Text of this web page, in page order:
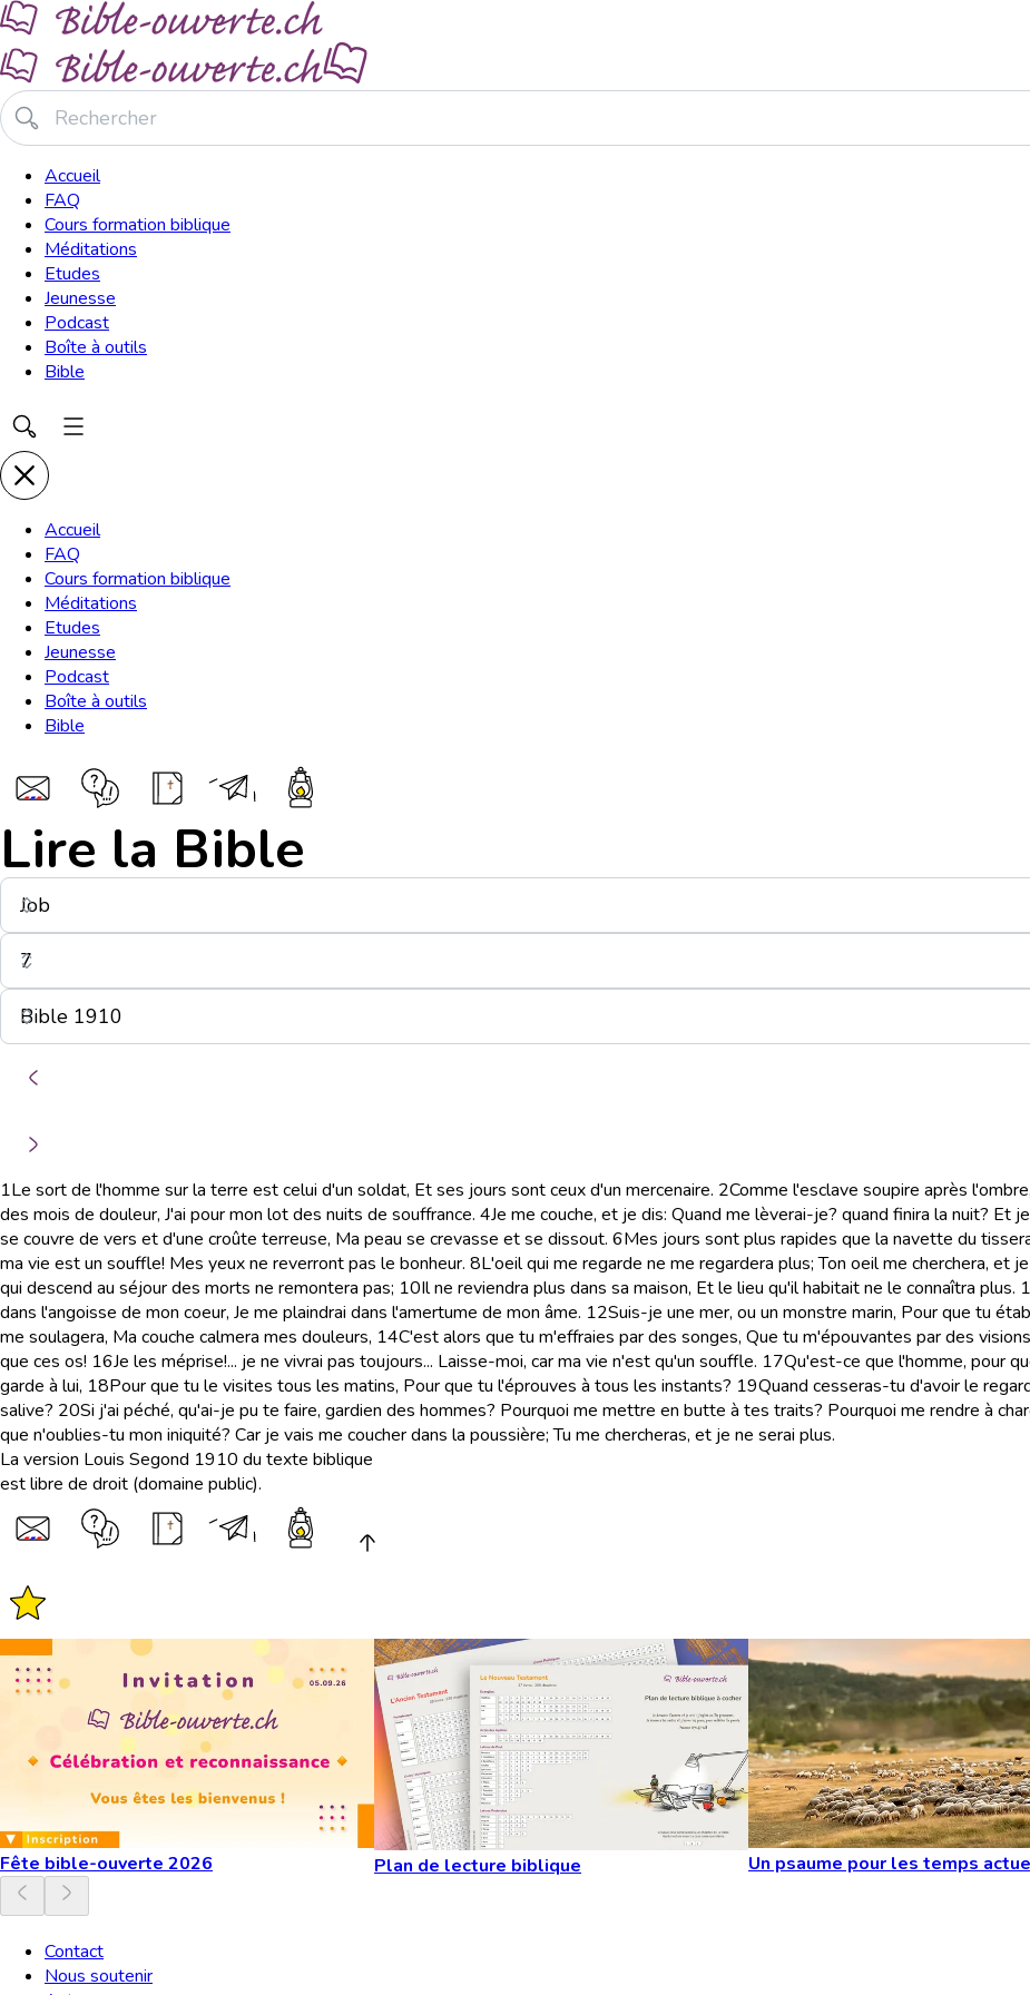
Accueil
FAQ
Cours formation biblique
Méditations
Etudes
Jeunesse
Podcast
Boîte à outils
Bible
Accueil
FAQ
Cours formation biblique
Méditations
Etudes
Jeunesse
Podcast
Boîte à outils
Bible
Lire la Bible
1Le sort de l'homme sur la terre est celui d'un soldat, Et ses jours sont ceux d'un mercenaire. 2Comme l'esclave soupire après
des mois de douleur, J'ai pour mon lot des nuits de souffrance. 4Je me couche, et je dis: Quand me lèverai-je? quand finira la nuit? Et
se couvre de vers et d'une croûte terreuse, Ma peau se crevasse et se dissout. 6Mes jours sont plus rapides que la navette du
ma vie est un souffle! Mes yeux ne reverront pas le bonheur. 8L'oeil qui me regarde ne me regardera plus; Ton oeil me cherchera, et
qui descend au séjour des morts ne remontera pas; 10Il ne reviendra plus dans sa maison, Et le lieu qu'il habitait ne le connaîtra plus.
dans l'angoisse de mon coeur, Je me plaindrai dans l'amertume de mon âme. 12Suis-je une mer, ou un monstre marin, Pour que tu
me soulagera, Ma couche calmera mes douleurs, 14C'est alors que tu m'effraies par des songes, Que tu m'épouvantes par des
que ces os! 16Je les méprise!... je ne vivrai pas toujours... Laisse-moi, car ma vie n'est qu'un souffle. 17Qu'est-ce que l'homme, pour
garde à lui, 18Pour que tu le visites tous les matins, Pour que tu l'éprouves à tous les instants? 19Quand cesseras-tu d'avoir le
salive? 20Si j'ai péché, qu'ai-je pu te faire, gardien des hommes? Pourquoi me mettre en butte à tes traits? Pourquoi me rendre à
que n'oublies-tu mon iniquité? Car je vais me coucher dans la poussière; Tu me chercheras, et je ne serai plus.
La version Louis Segond 1910 du texte biblique
est libre de droit (domaine public).
Fête bible-ouverte 2026 Plan de lecture biblique Un psaume pour les temps
Contact
Nous soutenir